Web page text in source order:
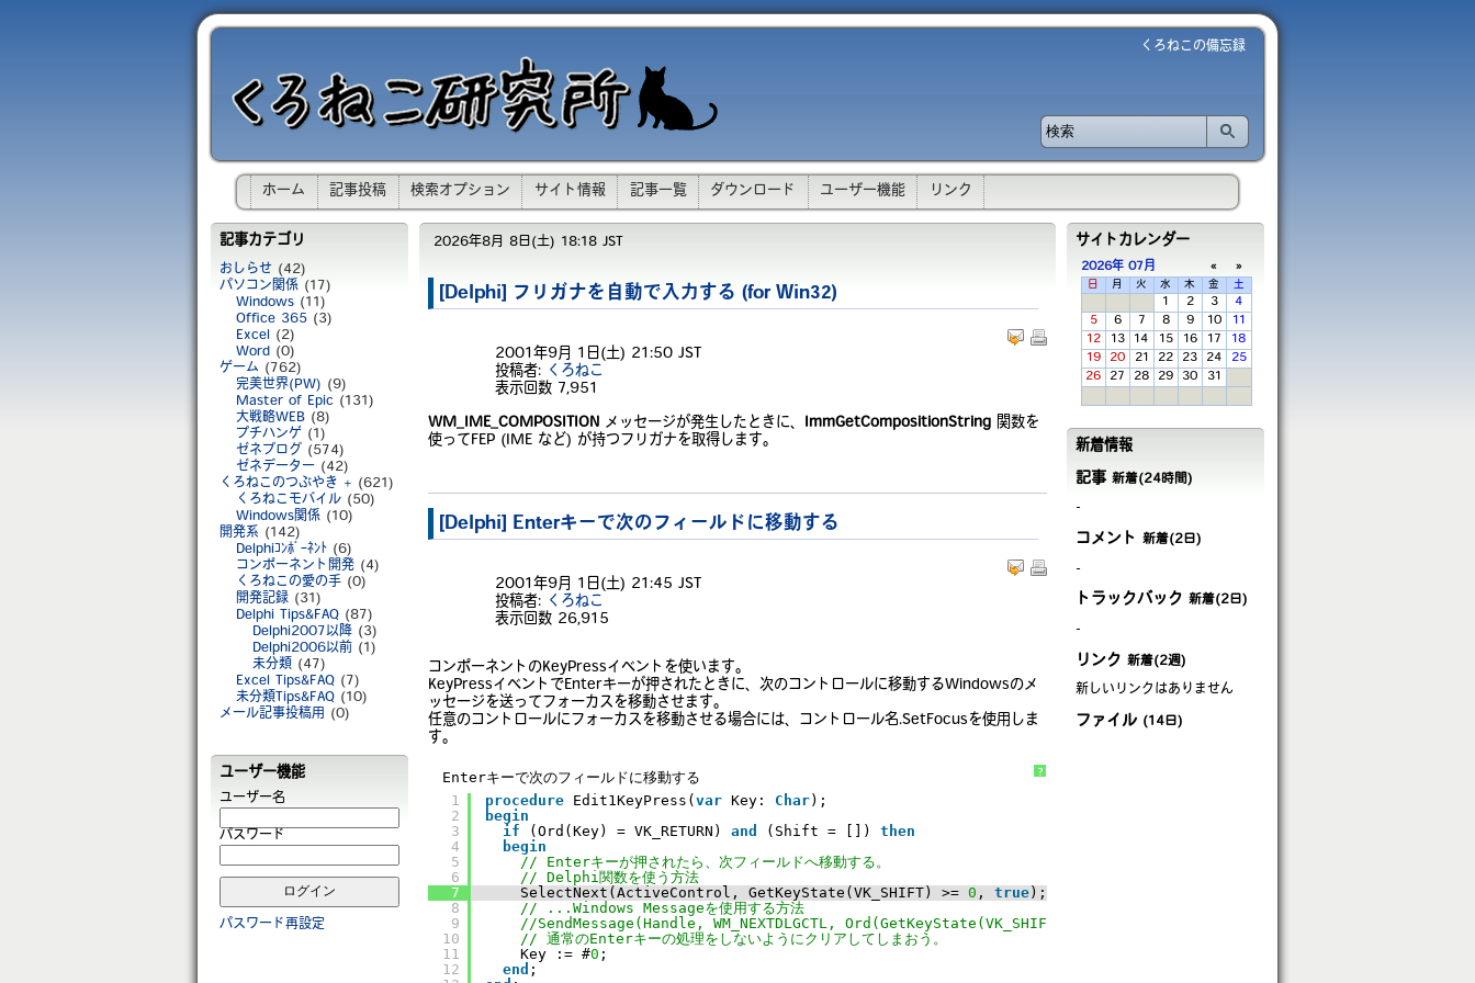
くろねこの備忘録
ホーム 記事投稿 検索オプション サイト情報 記事一覧 ダウンロード ユーザー機能 リンク
記事カテゴリ
おしらせ (42)
パソコン関係 (17)
Windows (11)
Office 365 (3)
Excel (2)
Word (0)
ゲーム (762)
完美世界(PW) (9)
Master of Epic (131)
大戦略WEB (8)
プチハンゲ (1)
ゼネブログ
(574)
ゼネデーター (42)
くろねこのつぶやき + (621)
くろねこモバイル (50)
Windows関係 (10)
開発系 (142)
Delphiｺﾝﾎﾟｰﾈﾝﾄ (6)
コンポーネント開発 (4)
くろねこの愛の手 (0)
開発記録 (31)
Delphi Tips&FAQ (87)
Delphi2007以降 (3)
Delphi2006以前 (1)
未分類 (47)
Excel Tips&FAQ (7)
未分類Tips&FAQ (10)
メール記事投稿用
(0)
ユーザー機能
ユーザー名
パスワード
パスワード再設定
2026年8月 8日(土) 18:18 JST
[Delphi] フリガナを自動で入力する (for Win32)
2001年9月 1日(土) 21:50 JST
投稿者:
くろねこ
表示回数 7,951
WM_IME_COMPOSITION メッセージが発生したときに、 ImmGetCompositionString 関数を
使ってFEP (IME など) が持つフリガナを取得します。
[Delphi] Enterキーで次のフィールドに移動する
2001年9月 1日(土) 21:45 JST
投稿者:
くろねこ
表示回数 26,915
コンポーネントのKeyPressイベントを使います。
KeyPressイベントでEnterキーが押されたときに、次のコントロールに移動するWindowsのメ
ッセージを送ってフォーカスを移動させます。
任意のコントロールにフォーカスを移動させる場合には、コントロール名.SetFocusを使用しま
す。
?
Enterキーで次のフィールドに移動する
1
2
3
4
5
6
7
8
9
10
11
12
procedure Edit1KeyPress(var Key: Char);
begin
if
(Ord(Key) = VK_RETURN) and (Shift = []) then
begin
// Enterキーが押されたら、次フィールドへ移動する。
// Delphi関数を使う方法
SelectNext(ActiveControl, GetKeyState(VK_SHIFT) >= 0 , true );
// ...Windows Messageを使用する方法
//SendMessage(Handle, WM_NEXTDLGCTL, Ord(GetKeyState(VK_SHIFT) < 0), 0);
// 通常のEnterキーの処理をしないようにクリアしてしまおう。
Key := #0 ;
end ;
サイトカレンダー
2026年 07月 « »
日 月 火 水 木 金 土
1 2 3
4
5
6 7 8 9 10
11
12
13 14 15 16 17
18
19
20 21 22 23 24
25
26
27 28 29 30 31
新着情報
記事 新着(24時間)
-
コメント 新着(2日)
-
トラックバック 新着(2日)
-
リンク 新着(2週)
新しいリンクはありません
ファイル (14日)